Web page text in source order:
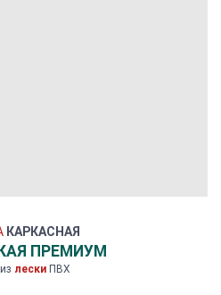
КАРКАСНАЯ
ПРЕМИУМ
лескиПВХ